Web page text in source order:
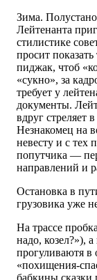
Зима.
Лейтенанта
стилистике
просит
пиджак, чтоб
«сукно», за
требует у
документы.
вдруг стреляет
Незнакомец на
невесту и с тех
попутчика —
направлений и
Остановка в
грузовика уже
На трассе
надо, козел?»),
прогуливаютя
«похищения-
бабкины сказки